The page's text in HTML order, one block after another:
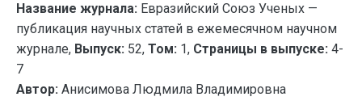
Название журнала: Евразийский Союз Ученых —
публикация научных статей в ежемесячном научном
журнале, Выпуск: 52, Том: 1, Страницы в выпуске: 4-
7
Автор: Анисимова Людмила Владимировна